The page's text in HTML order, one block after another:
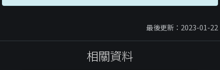
最後更新：2023-01-22
相關資料